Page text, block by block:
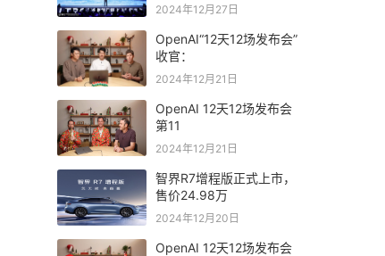
2024年12月27日
OpenAI“12天12场发布会”
收官：
2024年12月21日
OpenAI 12天12场发布会
第11
2024年12月21日
智界R7增程版正式上市，
售价24.98万
2024年12月20日
OpenAI 12天12场发布会